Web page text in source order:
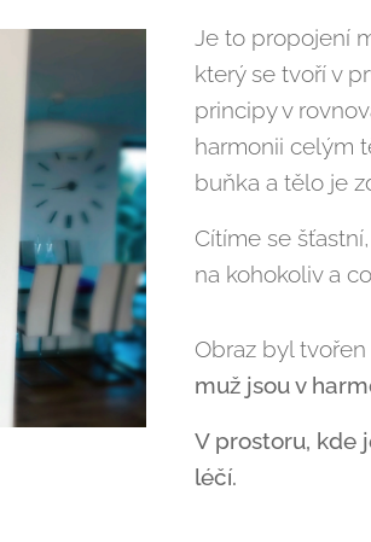
Je to propojení
který se tvoří v
principy v
harmonii celým
buňka a tělo je
Cítíme se
na kohokoliv a
Obraz byl
muž jsou v
V prostoru, kde
léčí.